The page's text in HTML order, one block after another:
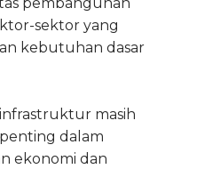
sektor yang
kebutuhan dasar
masih
dalam
ekonomi dan